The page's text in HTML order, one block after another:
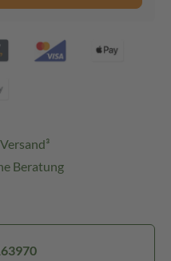
Beratung